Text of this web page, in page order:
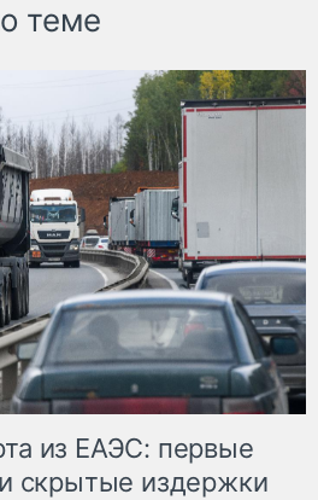
теме
из ЕАЭС: первые
скрытые издержки